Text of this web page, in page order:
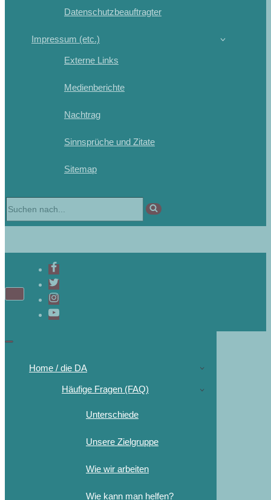
Datenschutzbeauftragter
Impressum (etc.)
Externe Links
Medienberichte
Nachtrag
Sinnsprüche und Zitate
Sitemap
Home / die DA
Häufige Fragen (FAQ)
Unterschiede
Unsere Zielgruppe
Wie wir arbeiten
Wie kann man helfen?